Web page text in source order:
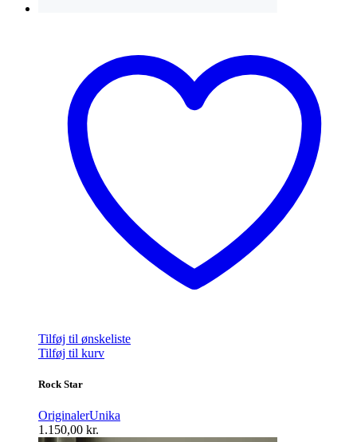
Tilføj til ønskeliste
Tilføj til kurv
Rock Star
OriginalerUnika
1.150,00 kr.